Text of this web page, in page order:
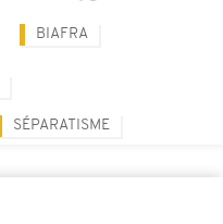
BIAFRA
SÉPARATISME